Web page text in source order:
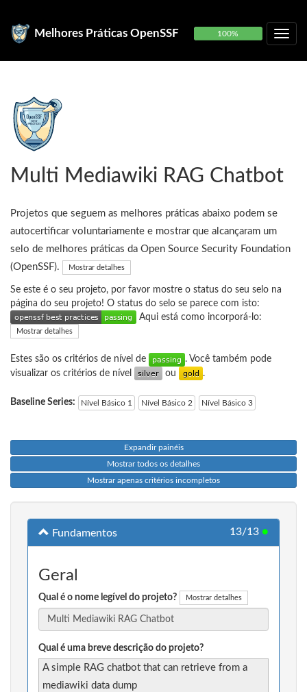
Melhores Práticas OpenSSF 100%
Multi Mediawiki RAG Chatbot
Projetos que seguem as melhores práticas abaixo podem se
autocertificar voluntariamente e mostrar que alcançaram um
selo de melhores práticas da Open Source Security Foundation
(OpenSSF).
Mostrar detalhes
Se este é o seu projeto, por favor mostre o status do seu selo na
página do seu projeto! O status do selo se parece com isto:
Aqui está como incorporá-lo:
Mostrar detalhes
Estes são os critérios de nível de
. Você também pode
visualizar os critérios de nível
ou .
Baseline Series: Nível Básico 1 Nível Básico 2 Nível Básico 3
Expandir painéis
Mostrar todos os detalhes
Mostrar apenas critérios incompletos
Fundamentos 13/13 ●
Geral
Qual é o nome legível do projeto? Mostrar detalhes
Qual é uma breve descrição do projeto?
A simple RAG chatbot that can retrieve from a
mediawiki data dump